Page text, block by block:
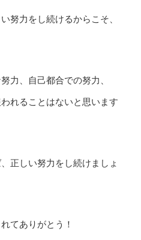
努力をし続けるからこそ、
力、自己都合での努力、
れることはないと思います
正しい努力をし続けましょ
てありがとう！